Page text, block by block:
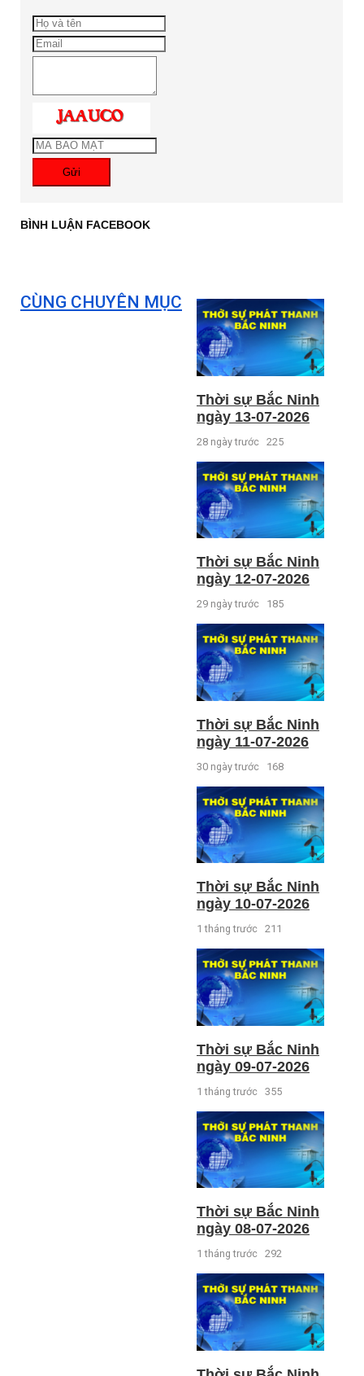
Gửi
BÌNH LUẬN FACEBOOK
CÙNG CHUYÊN MỤC
Thời sự Bắc Ninh
ngày 13-07-2026
28 ngày trước 225
Thời sự Bắc Ninh
ngày 12-07-2026
29 ngày trước 185
Thời sự Bắc Ninh
ngày 11-07-2026
30 ngày trước 168
Thời sự Bắc Ninh
ngày 10-07-2026
1 tháng trước 211
Thời sự Bắc Ninh
ngày 09-07-2026
1 tháng trước 355
Thời sự Bắc Ninh
ngày 08-07-2026
1 tháng trước 292